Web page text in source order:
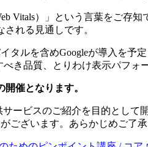
Vitals）」という言葉をご存
れる見通しです。
タルを含めGoogleが導入を予
き品質、とりわけ表示パフォ
催となります。
ービスのご紹介を目的として
ございます。あらかじめご了承